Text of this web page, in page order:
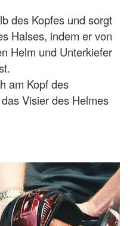
des Kopfes und sorgt
Halses, indem er von
Helm und Unterkiefer
am Kopf des
Visier des Helmes